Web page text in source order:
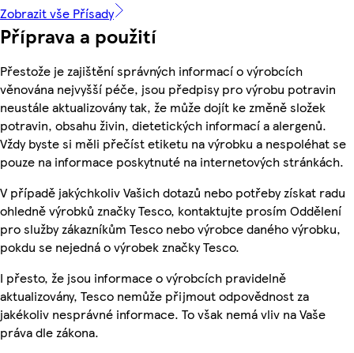
Zobrazit vše Přísady
Příprava a použití
Přestože je zajištění správných informací o výrobcích
věnována nejvyšší péče, jsou předpisy pro výrobu potravin
neustále aktualizovány tak, že může dojít ke změně složek
potravin, obsahu živin, dietetických informací a alergenů.
Vždy byste si měli přečíst etiketu na výrobku a nespoléhat se
pouze na informace poskytnuté na internetových stránkách.
V případě jakýchkoliv Vašich dotazů nebo potřeby získat radu
ohledně výrobků značky Tesco, kontaktujte prosím Oddělení
pro služby zákazníkům Tesco nebo výrobce daného výrobku,
pokdu se nejedná o výrobek značky Tesco.
I přesto, že jsou informace o výrobcích pravidelně
aktualizovány, Tesco nemůže přijmout odpovědnost za
jakékoliv nesprávné informace. To však nemá vliv na Vaše
práva dle zákona.